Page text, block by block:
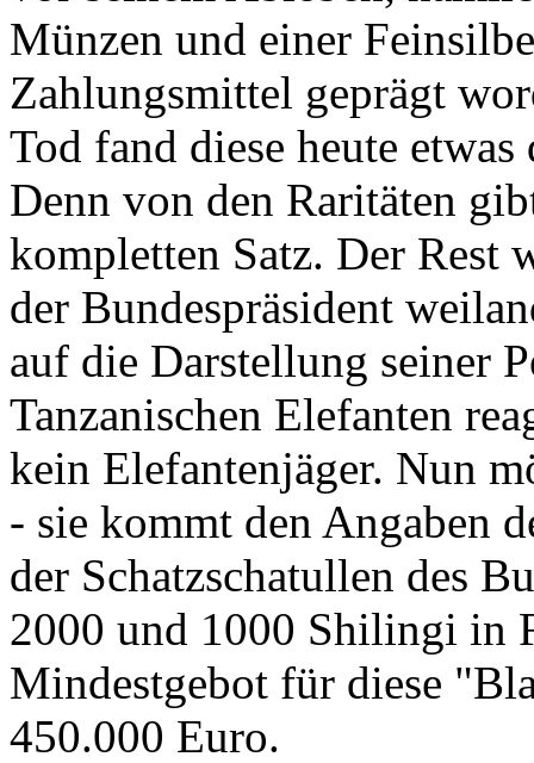
Münzen und einer
Zahlungsmittel geprägt
Tod fand diese heute
Denn von den Raritäten
kompletten Satz. Der Rest
der Bundespräsident
auf die Darstellung seiner
Tanzanischen Elefanten
kein Elefantenjäger. Nun
- sie kommt den Angaben
der Schatzschatullen des
2000 und 1000 Shilingi in
Mindestgebot für diese
450.000 Euro.